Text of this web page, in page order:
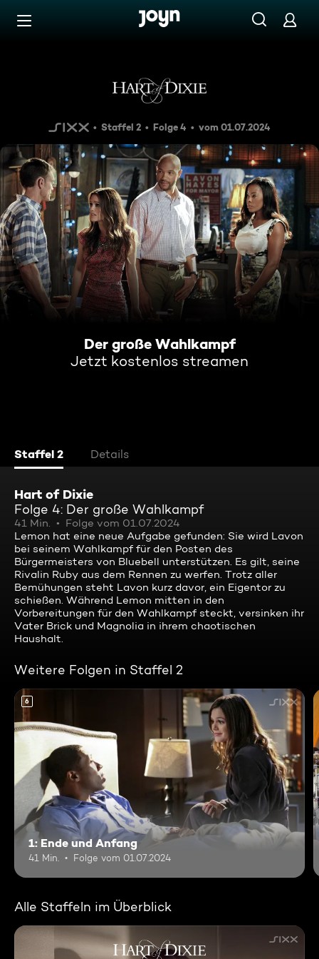
Zum Inhalt springen
Der große Wahlkampf
Staffel 2 Folge 4 vom 01.07.2024
Der große Wahlkampf
Jetzt kostenlos streamen
Staffel 2 Details
Hart of Dixie
Folge 4: Der große Wahlkampf
41 Min.
Folge vom 01.07.2024
Lemon hat eine neue Aufgabe gefunden: Sie wird Lavon
bei seinem Wahlkampf für den Posten des
Bürgermeisters von Bluebell unterstützen. Es gilt, seine
Rivalin Ruby aus dem Rennen zu werfen. Trotz aller
Bemühungen steht Lavon kurz davor, ein Eigentor zu
schießen. Während Lemon mitten in den
Vorbereitungen für den Wahlkampf steckt, versinken ihr
Vater Brick und Magnolia in ihrem chaotischen
Haushalt.
Weitere Folgen in Staffel 2
6
1: Ende und Anfang
41 Min. Folge vom 01.07.2024
Alle Staffeln im Überblick